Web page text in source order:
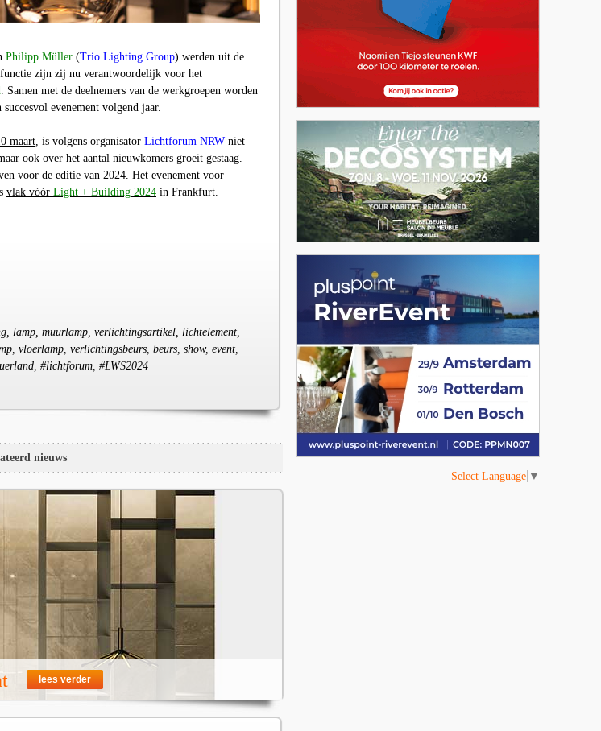
Philipp Müller (Trio Lighting Group) werden uit de
functie zijn zij nu verantwoordelijk voor het
. Samen met de deelnemers van de werkgroepen worden
evenement volgend jaar.
maart, is volgens organisator Lichtforum NRW niet
ook over het aantal nieuwkomers groeit gestaag.
voor de editie van 2024. Het evenement voor
vlak vóór Light + Building 2024 in Frankfurt.
lamp, muurlamp, verlichtingsartikel, lichtelement,
vloerlamp, verlichtingsbeurs, beurs, show, event,
#lichtforum, #LWS2024
nieuws
lees verder
Select Language ▼